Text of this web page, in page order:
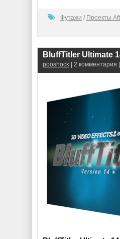
Футажи / Проекты
pooshock | 2 комментария